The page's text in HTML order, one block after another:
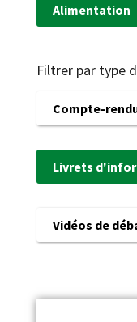
Alimentation
Filtrer par type
Compte-
Livrets
Vidéos de